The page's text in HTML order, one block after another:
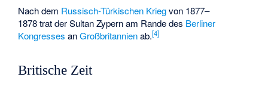
Nach dem Russisch-Türkischen Kriegvon 1877–
1878 trat der Sultan Zypern am Rande des Berliner
Kongresses anGroßbritannienab.[4]
Britische Zeit